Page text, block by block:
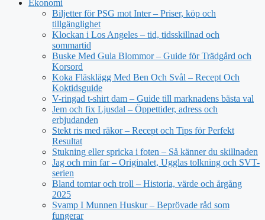
Ekonomi
Biljetter för PSG mot Inter – Priser, köp och
tillgänglighet
Klockan i Los Angeles – tid, tidsskillnad och
sommartid
Buske Med Gula Blommor – Guide för Trädgård och
Korsord
Koka Fläsklägg Med Ben Och Svål – Recept Och
Koktidsguide
V-ringad t-shirt dam – Guide till marknadens bästa val
Jem och fix Ljusdal – Öppettider, adress och
erbjudanden
Stekt ris med räkor – Recept och Tips för Perfekt
Resultat
Stukning eller spricka i foten – Så känner du skillnaden
Jag och min far – Originalet, Ugglas tolkning och SVT-
serien
Bland tomtar och troll – Historia, värde och årgång
2025
Svamp I Munnen Huskur – Beprövade råd som
fungerar